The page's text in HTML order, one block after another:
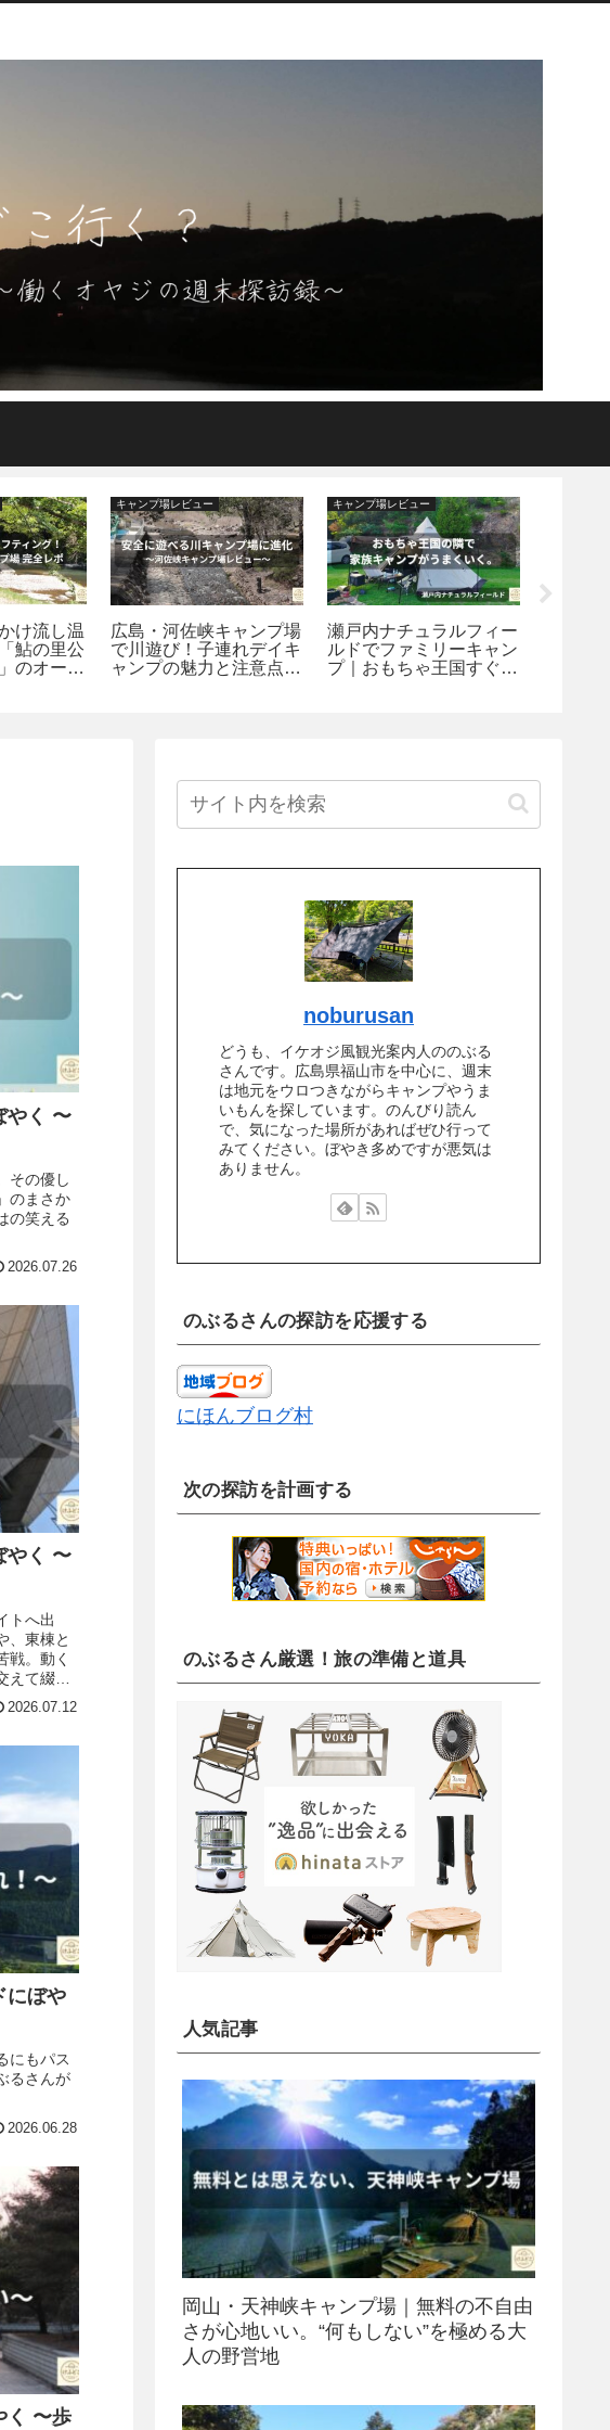
け流し温
鮎の里公
のオート
キャンプ場レビュー
広島・河佐峡キャンプ場
で川遊び！子連れデイキ
ャンプの魅力と注意点を
キャンプ場レビュー
瀬戸内ナチュラルフィー
ルドでファミリーキャン
プ｜おもちゃ王国すぐ
やく 〜
その優し
のまさか
の笑える
2026.07.26
やく 〜
トへ出
、東棟と
戦。動く
て綴る
2026.07.12
にぼや
にもパス
るさんが
2026.06.28
く 〜歩
noburusan
どうも、イケオジ風観光案内人ののぶる
さんです。広島県福山市を中心に、週末
は地元をウロつきながらキャンプやうま
いもんを探しています。のんびり読ん
で、気になった場所があればぜひ行って
みてください。ぼやき多めですが悪気は
ありません。
のぶるさんの探訪を応援する
にほんブログ村
次の探訪を計画する
のぶるさん厳選！旅の準備と道具
人気記事
岡山・天神峡キャンプ場｜無料の不自由
さが心地いい。“何もしない”を極める大
人の野営地